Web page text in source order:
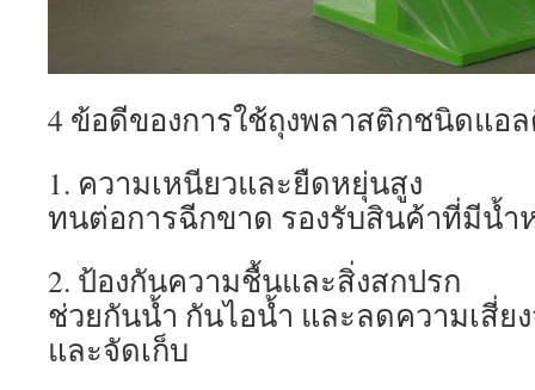
4 ข้อดีของการใช้ถุงพลาสติกชนิดแอล
1. ความเหนียวและยืดหยุ่นสูง
ทนต่อการฉีกขาด รองรับสินค้าที่มีน้
2. ป้องกันความชื้นและสิ่งสกปรก
ช่วยกันน้ำ กันไอน้ำ และลดความเสี่ย
และจัดเก็บ